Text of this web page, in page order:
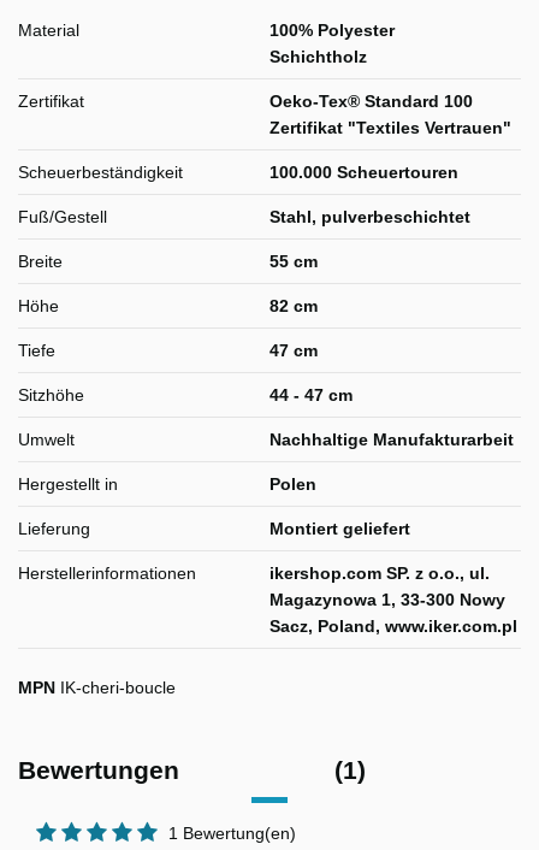
Material
100% Polyester
Schichtholz
Zertifikat
Oeko-Tex® Standard 100
Zertifikat "Textiles Vertrauen"
Scheuerbeständigkeit 100.000 Scheuertouren
Fuß/Gestell Stahl, pulverbeschichtet
Breite 55 cm
Höhe 82 cm
Tiefe 47 cm
Sitzhöhe 44 - 47 cm
Umwelt Nachhaltige Manufakturarbeit
Hergestellt in Polen
Lieferung Montiert geliefert
Herstellerinformationen
ikershop.com SP. z o.o., ul.
Magazynowa 1, 33-300 Nowy
Sacz, Poland, www.iker.com.pl
MPN IK-cheri-boucle
Bewertungen (1)
1 Bewertung(en)